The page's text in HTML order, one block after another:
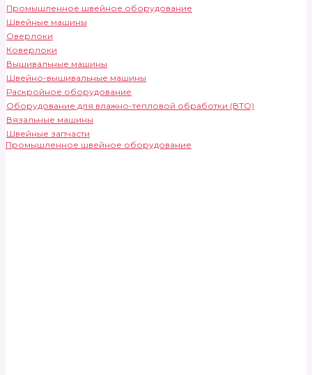
Промышленное швейное оборудование
Швейные машины
Оверлоки
Коверлоки
Вышивальные машины
Швейно-вышивальные машины
Раскройное оборудование
Оборудование для влажно-тепловой обработки (ВТО)
Вязальные машины
Швейные запчасти
Промышленное швейное оборудование